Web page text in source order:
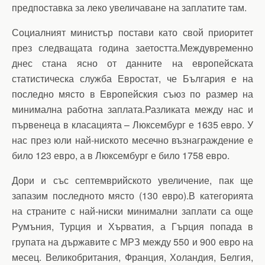
предпоставка за леко увеличаване на заплатите там.
Социалният министър постави като свой приоритет
през следващата година заетостта.Междувременно
днес стана ясно от данните на европейската
статистическа служба Евростат, че България е на
последно място в Европейския съюз по размер на
минимална работна заплата.Разликата между нас и
първенеца в класацията – Люксембург е 1635 евро. У
нас през юли най-ниското месечно възнаграждение е
било 123 евро, а в Люксембург е било 1758 евро.
Дори и със септемврийското увеличение, пак ще
запазим последното място (130 евро).В категорията
на страните с най-ниски минимални заплати са още
Румъния, Турция и Хърватия, а Гърция попада в
групата на държавите с МРЗ между 550 и 900 евро на
месец. Великобритания, Франция, Холандия, Белгия,